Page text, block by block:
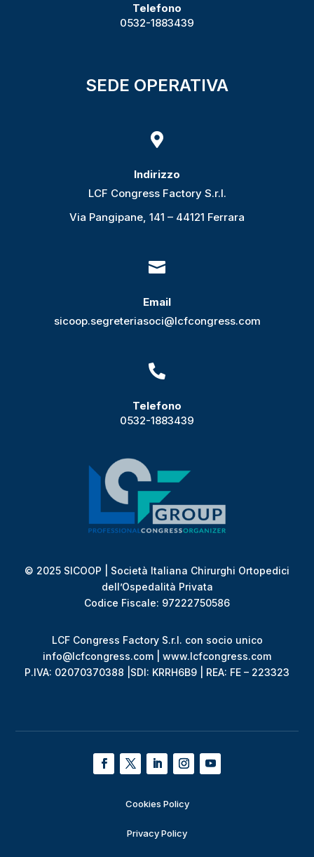
Telefono
0532-1883439
SEDE OPERATIVA

Indirizzo
LCF Congress Factory S.r.l.
Via Pangipane, 141 – 44121 Ferrara

Email
sicoop.segreteriasoci@lcfcongress.com

Telefono
0532-1883439
© 2025 SICOOP | Società Italiana Chirurghi Ortopedici
dell’Ospedalità Privata
Codice Fiscale: 97222750586
LCF Congress Factory S.r.l. con socio unico
info@lcfcongress.com | www.lcfcongress.com
P.IVA: 02070370388 |SDI: KRRH6B9 | REA: FE – 223323
Cookies Policy
Privacy Policy